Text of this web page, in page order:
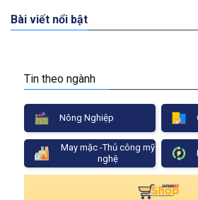
Bài viết nổi bật
Tin theo ngành
Nông Nghiệp
May mặc -Thủ công mỹ
nghệ